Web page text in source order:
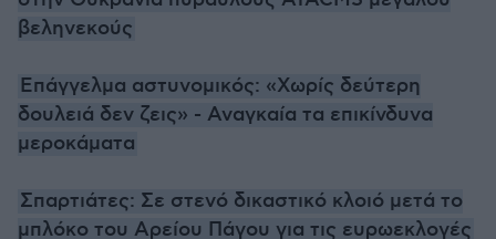
βεληνεκούς
Επάγγελμα αστυνομικός: «Χωρίς δεύτερη
δουλειά δεν ζεις» - Αναγκαία τα επικίνδυνα
μεροκάματα
Σπαρτιάτες: Σε στενό δικαστικό κλοιό μετά το
μπλόκο του Αρείου Πάγου για τις ευρωεκλογές